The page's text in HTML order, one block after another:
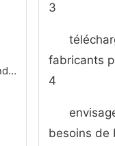
Freeware , Shareware et Abandonware
3
fabricants
4
besoins de